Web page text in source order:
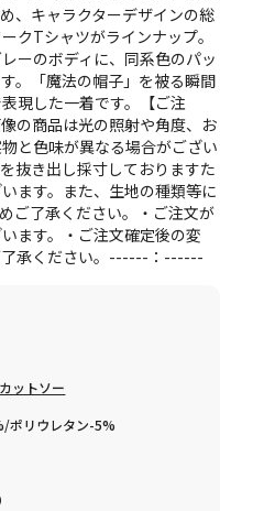
、キャラクターデザインの総
クTシャツがラインナップ。
ーのボディに、同系色のパッ
。「魔法の帽子」を被る瞬間
現した一着です。【ご注
の商品は光の照射や角度、お
と色味が異なる場合がござい
抜き出し採寸しておりますた
ます。また、生地の種類等に
ご了承ください。・ご注文が
ます。・ご注文確定後の変
了承ください。------：------
ットソー
ポリウレタン-5%